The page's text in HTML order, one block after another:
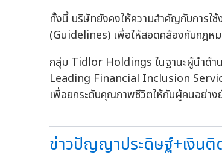
ทั้งนี้ บริษัทยังคงให้ความสำคัญกับการใ
(Guidelines) เพื่อให้สอดคล้องกับกฎห
กลุ่ม Tidlor Holdings ในฐานะผู้นำด้าน
Leading Financial Inclusion
เพื่อยกระดับคุณภาพชีวิตให้กับผู้คนอย่า
ข่าวปัญญาประดิษฐ์+เงินติ